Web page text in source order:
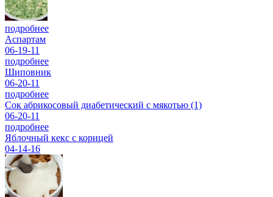
подробнее
Аспартам
06-19-11
подробнее
Шиповник
06-20-11
подробнее
Сок абрикосовый диабетический с мякотью (1)
06-20-11
подробнее
Яблочный кекс с корицей
04-14-16